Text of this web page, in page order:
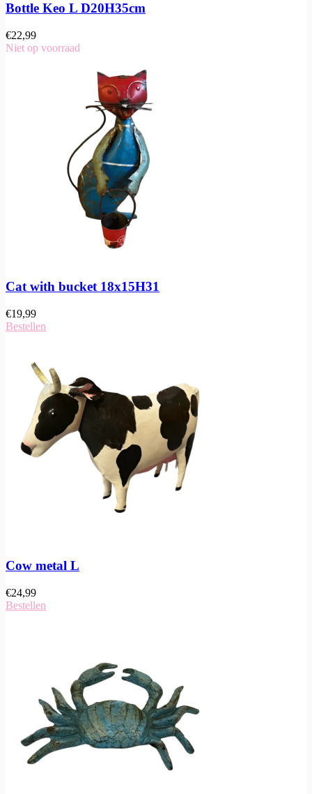
Bottle Keo L D20H35cm
€22,99
Niet op voorraad
Cat with bucket 18x15H31
€19,99
Bestellen
Cow metal L
€24,99
Bestellen